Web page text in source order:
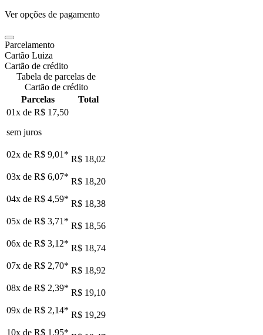
Ver opções de pagamento
Parcelamento
Cartão Luiza
Cartão de crédito
Tabela de parcelas de
Cartão de crédito
Parcelas
Total
01x de R$ 17,50
sem juros
02x de R$ 9,01 * R$ 18,02
03x de R$ 6,07* R$ 18,20
04x de R$ 4,59* R$ 18,38
05x de R$ 3,71 * R$ 18,56
06x de R$ 3,12* R$ 18,74
07x de R$ 2,70* R$ 18,92
08x de R$ 2,39* R$ 19,10
09x de R$ 2,14* R$ 19,29
10x de R$ 1,95*